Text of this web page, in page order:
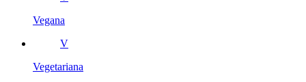
Vegana
V
Vegetariana